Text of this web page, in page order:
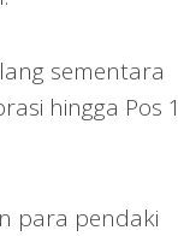
sementara
hingga Pos 1
para pendaki